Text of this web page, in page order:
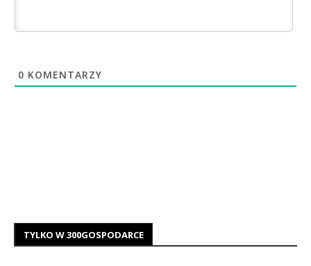
0 KOMENTARZY
TYLKO W 300GOSPODARCE